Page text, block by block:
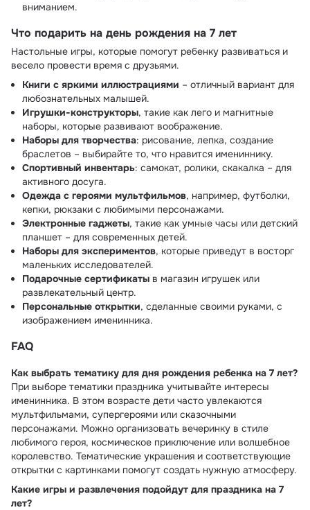
вниманием.
Что подарить на день рождения на 7 лет
Настольные игры, которые помогут ребенку развиваться и
весело провести время с друзьями.
Книги с яркими иллюстрациями – отличный вариант для
любознательных малышей.
Игрушки-конструкторы, такие как лего и магнитные
наборы, которые развивают воображение.
Наборы для творчества: рисование, лепка, создание
браслетов – выбирайте то, что нравится имениннику.
Спортивный инвентарь: самокат, ролики, скакалка – для
активного досуга.
Одежда с героями мультфильмов, например, футболки,
кепки, рюкзаки с любимыми персонажами.
Электронные гаджеты, такие как умные часы или детский
планшет – для современных детей.
Наборы для экспериментов, которые приведут в восторг
маленьких исследователей.
Подарочные сертификаты в магазин игрушек или
развлекательный центр.
Персональные открытки, сделанные своими руками, с
изображением именинника.
FAQ
Как выбрать тематику для дня рождения ребенка на 7 лет?
При выборе тематики праздника учитывайте интересы
именинника. В этом возрасте дети часто увлекаются
мультфильмами, супергероями или сказочными
персонажами. Можно организовать вечеринку в стиле
любимого героя, космическое приключение или волшебное
королевство. Тематические украшения и соответствующие
открытки с картинками помогут создать нужную атмосферу.
Какие игры и развлечения подойдут для праздника на 7
лет?